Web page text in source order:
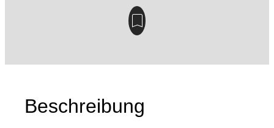
Beschreibung